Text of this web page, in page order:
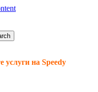
услуги на Speedy